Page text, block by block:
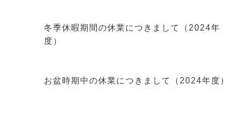
冬季休暇期間の休業につきまして（2024年
度）
お盆時期中の休業につきまして（2024年度）